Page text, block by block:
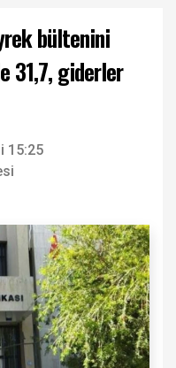
bültenini
31,7, giderler
15:25